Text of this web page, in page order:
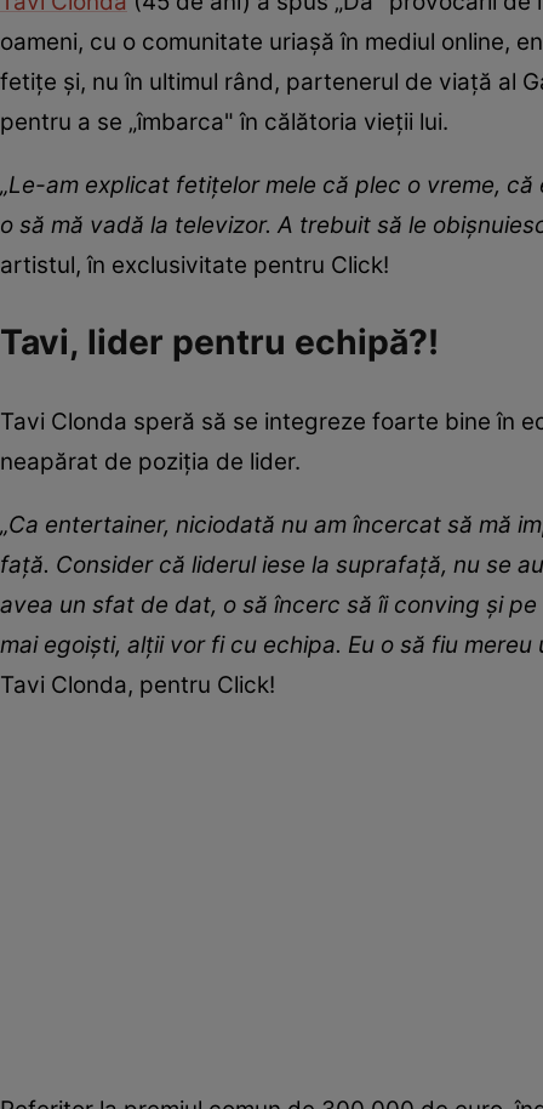
oameni, cu o comunitate uriașă în mediul online,
fetițe și, nu în ultimul rând, partenerul de viață al
pentru a se „îmbarca" în călătoria vieții lui.
„Le-am explicat fetițelor mele că plec o vreme,
o să mă vadă la televizor. A trebuit să le
artistul, în exclusivitate pentru Click!
Tavi, lider pentru echipă?!
Tavi Clonda speră să se integreze foarte bine în
neapărat de poziția de lider.
„Ca entertainer, niciodată nu am încercat să mă
față. Consider că liderul iese la suprafață, nu se
avea un sfat de dat, o să încerc să îi conving și
mai egoiști, alții vor fi cu echipa. Eu o să fiu
Tavi Clonda, pentru Click!